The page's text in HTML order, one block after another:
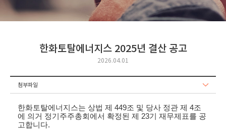
한화토탈에너지스 2025년 결산 공고
2026.04.01
첨부파일
한화토탈에너지스는 상법 제 449조 및 당사 정관 제 4조
에 의거 정기주주총회에서 확정된 제 23기 재무제표를 공
고합니다.